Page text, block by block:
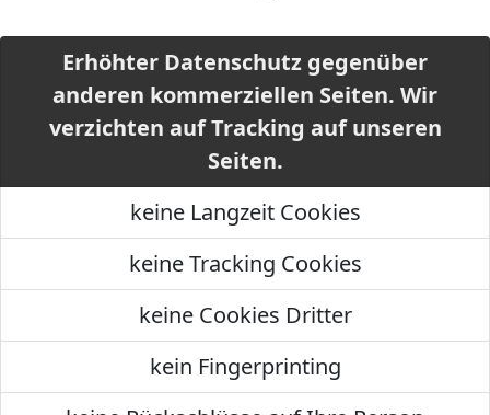
Erhöhter Datenschutz gegenüber
anderen kommerziellen Seiten. Wir
verzichten auf Tracking auf unseren
Seiten.
keine Langzeit Cookies
keine Tracking Cookies
keine Cookies Dritter
kein Fingerprinting